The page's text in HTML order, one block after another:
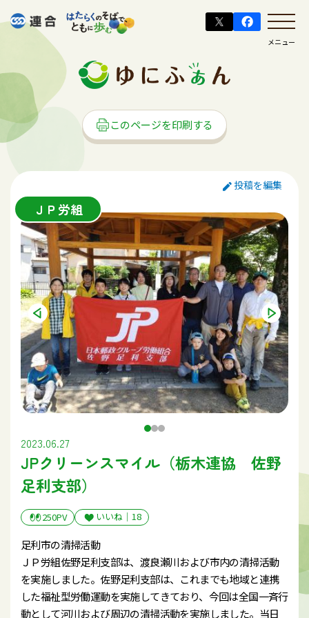
メニュー
このページを印刷する
投稿を編集
ＪＰ労組
2023.06.27
JPクリーンスマイル（栃木連協 佐野
足利支部）
250PV いいね｜ 18
足利市の清掃活動
ＪＰ労組佐野足利支部は、渡良瀬川および市内の清掃活動
を実施しました。佐野足利支部は、これまでも地域と連携
した福祉型労働運動を実施してきており、今回は全国一斉行
動として河川および周辺の清掃活動を実施しました。当日